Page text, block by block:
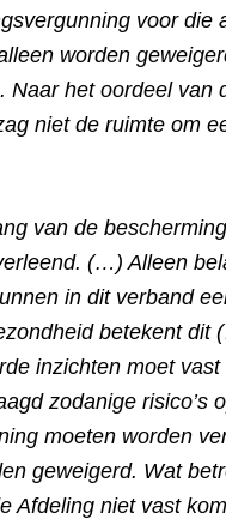
voor die
worden
het oordeel van
niet de ruimte om
van de
(…) Alleen
in dit verband
betekent
inzichten moet
zodanige risico’s
moeten worden
geweigerd. Wat
Afdeling niet vast